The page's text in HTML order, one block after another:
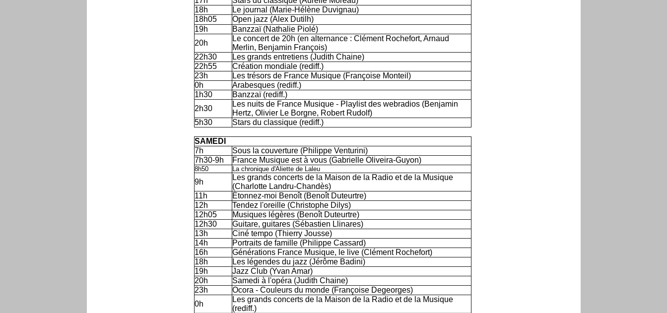
18h
Le journal (Marie-Hélène Duvignau)
18h05
Open jazz (Alex Dutilh)
19h
Banzzaï (Nathalie Piolé)
20h
Le concert de 20h (en alternance : Clément Rochefort, Arnaud
Merlin, Benjamin François)
22h30
Les grands entretiens (Judith Chaine)
22h55
Création mondiale (rediff.)
23h
Les trésors de France Musique (Françoise Monteil)
0h
Arabesques (rediff.)
1h30
Banzzaï (rediff.)
2h30
Les nuits de France Musique - Playlist des webradios (Benjamin
Hertz, Olivier Le Borgne, Robert Rudolf)
5h30
Stars du classique (rediff.)
SAMEDI
7h
Sous la couverture (Philippe Venturini)
7h30-9h
France Musique est à vous (Gabrielle Oliveira-Guyon)
8h50 La chronique d'Aliette de Laleu
9h
Les grands concerts de la Maison de la Radio et de la Musique
(Charlotte Landru-Chandès)
11h
Étonnez-moi Benoît (Benoît Duteurtre)
12h
Tendez l'oreille (Christophe Dilys)
12h05
Musiques légères (Benoît Duteurtre)
12h30
Guitare, guitares (Sébastien Llinares)
13h
Ciné tempo (Thierry Jousse)
14h
Portraits de famille (Philippe Cassard)
16h
Générations France Musique, le live (Clément Rochefort)
18h
Les légendes du jazz (Jérôme Badini)
19h
Jazz Club (Yvan Amar)
20h
Samedi à l'opéra (Judith Chaine)
23h
Ocora - Couleurs du monde (Françoise Degeorges)
0h
Les grands concerts de la Maison de la Radio et de la Musique
(rediff.)